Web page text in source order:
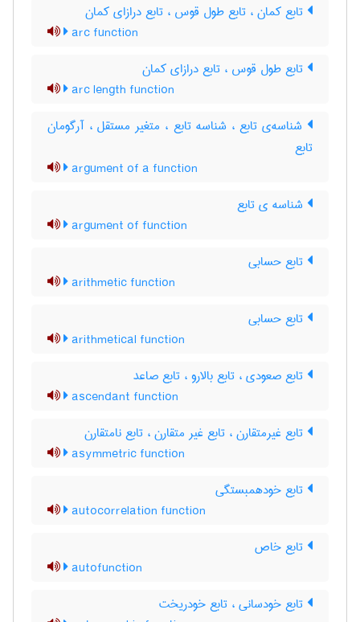
تابع کمان ، تابع طول قوس ، تابع درازای کمان
arc function
تابع طول قوس ، تابع درازای کمان
arc length function
شناسه‌ی تابع ، شناسه تابع ، متغیر مستقل ، آرگومان
تابع
argument of a function
شناسه ی تابع
argument of function
تابع حسابی
arithmetic function
تابع حسابی
arithmetical function
تابع صعودی ، تابع بالارو ، تابع صاعد
ascendant function
تابع غیرمتقارن ، تابع غیر متقارن ، تابع نامتقارن
asymmetric function
تابع خودهمبستگی
autocorrelation function
تابع خاص
autofunction
تابع خودسانی ، تابع خودریخت